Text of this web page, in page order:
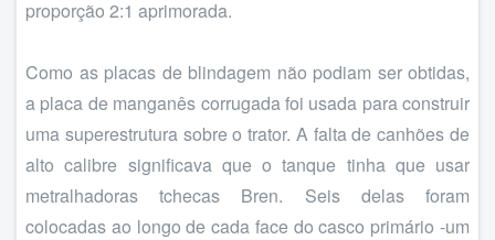
proporção 2:1 aprimorada.
Como as placas de blindagem não podiam ser obtidas,
a placa de manganês corrugada foi usada para construir
uma superestrutura sobre o trator. A falta de canhões de
alto calibre significava que o tanque tinha que usar
metralhadoras tchecas Bren. Seis delas foram
colocadas ao longo de cada face do casco primário -um